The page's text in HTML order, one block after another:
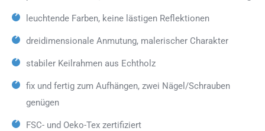
leuchtende Farben, keine lästigen Reflektionen
dreidimensionale Anmutung, malerischer Charakter
stabiler Keilrahmen aus Echtholz
fix und fertig zum Aufhängen, zwei Nägel/Schrauben
genügen
FSC- und Oeko-Tex zertifiziert